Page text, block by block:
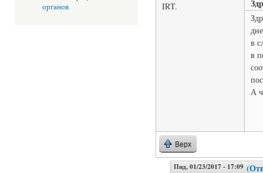
органов
IRT.
в
в
А
Верх
Пнд, 01/23/2017 - 17:09